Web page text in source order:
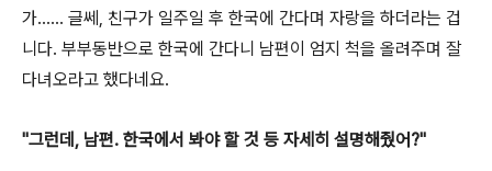
가...... 글쎄, 친구가 일주일 후 한국에 간다며 자랑을 하더라는 겁
니다. 부부동반으로 한국에 간다니 남편이 엄지 척을 올려주며 잘
다녀오라고 했다네요.
"그런데, 남편. 한국에서 봐야 할 것 등 자세히 설명해줬어?"